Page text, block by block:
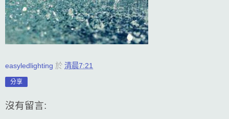
easyledlighting 於 清晨7:21
分享
沒有留言: